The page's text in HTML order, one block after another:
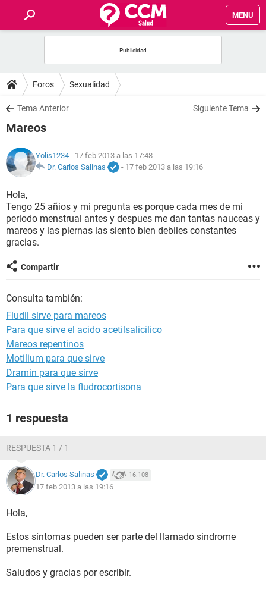
MENU
FOROS
SALUD
NUTRICIÓN
BIENESTAR
SEXUALIDAD
GLOSARIO
Foros Sexualidad
Tema Anterior Siguiente Tema
Mareos
Yolis1234 - 17 feb 2013 a las 17:48
Dr. Carlos Salinas
- 17 feb 2013 a las 19:16
Hola,
Tengo 25 añios y mi pregunta es porque cada mes de mi
periodo menstrual antes y despues me dan tantas nauceas y
mareos y las piernas las siento bien debiles constantes
gracias.
Compartir
Consulta también:
Fludil sirve para mareos
Para que sirve el acido acetilsalicilico
Mareos repentinos
Motilium para que sirve
Dramin para que sirve
Para que sirve la fludrocortisona
1 respuesta
RESPUESTA 1 / 1
Dr. Carlos Salinas 16.108
17 feb 2013 a las 19:16
Hola,
Estos síntomas pueden ser parte del llamado sindrome
premenstrual.
Saludos y gracias por escribir.